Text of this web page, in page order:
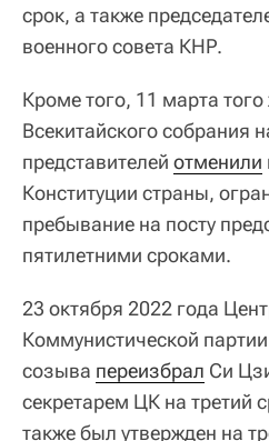
срок, а также
военного совета КНР.
Кроме того, 11 марта
Всекитайского собрания
представителей отменили
Конституции страны,
пребывание на посту
пятилетними сроками.
23 октября 2022 года
Коммунистической
созыва переизбрал Си
секретарем ЦК на третий
также был утвержден на